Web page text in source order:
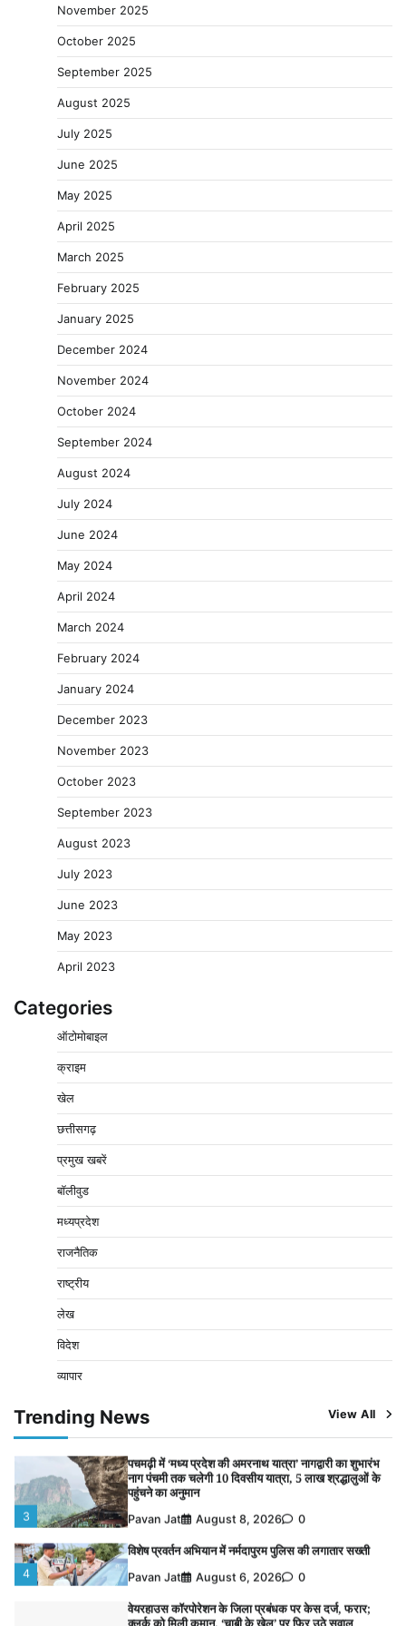
November 2025
October 2025
September 2025
August 2025
July 2025
June 2025
May 2025
April 2025
March 2025
February 2025
January 2025
December 2024
November 2024
October 2024
September 2024
August 2024
July 2024
June 2024
May 2024
April 2024
March 2024
February 2024
January 2024
December 2023
November 2023
October 2023
September 2023
August 2023
July 2023
June 2023
May 2023
April 2023
Categories
ऑटोमोबाइल
क्राइम
खेल
छत्तीसगढ़
प्रमुख खबरें
बॉलीवुड
मध्यप्रदेश
राजनैतिक
राष्ट्रीय
लेख
विदेश
व्यापार
Trending News View All
नाग पंचमी तक चलेगी 10 दिवसीय यात्रा, 5 लाख श्रद्धालुओं के
Pavan Jat August 6, 2026 0
वेयरहाउस कॉरपोरेशन के जिला प्रबंधक पर केस दर्ज, फरार;
कोतवाली में लगा निःशुल्क स्वास्थ्य शिविर
2 Pavan Jat
3
पचमढ़ी में ‘मध्य प्रदेश की अमरनाथ यात्रा’ नागद्वारी का शुभारंभ
नाग पंचमी तक चलेगी 10 दिवसीय यात्रा, 5 लाख श्रद्धालुओं के
पहुंचने का अनुमान
Pavan Jat August 8, 2026 0
4
विशेष प्रवर्तन अभियान में नर्मदापुरम पुलिस की लगातार सख्ती
Pavan Jat August 6, 2026 0
वेयरहाउस कॉरपोरेशन के जिला प्रबंधक पर केस दर्ज, फरार;
क्लर्क को मिली कमान, ‘चाबी के खेल’ पर फिर उठे सवाल